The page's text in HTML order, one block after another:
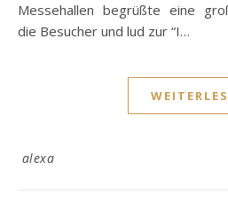
Messehallen begrüßte eine
die Besucher und lud zur “I…
alexa